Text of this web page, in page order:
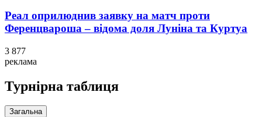
Реал оприлюднив заявку на матч проти
Ференцвароша – відома доля Луніна та Куртуа
3 877
реклама
Турнірна таблиця
Загальна